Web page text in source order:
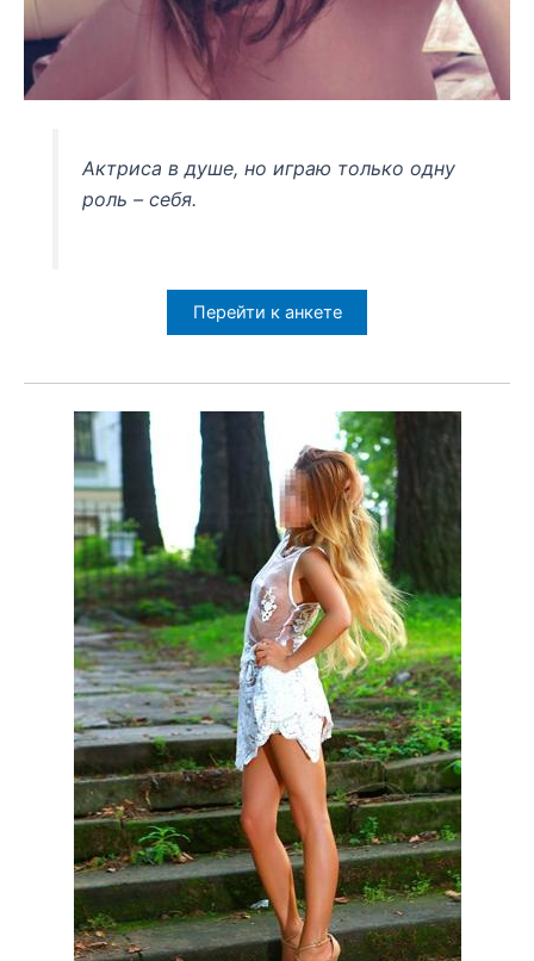
Актриса в душе, но играю только одну
роль – себя.
Перейти к анкете